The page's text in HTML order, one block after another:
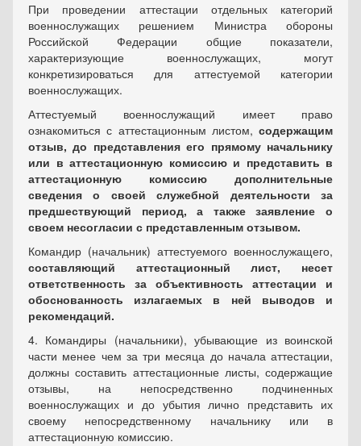
При проведении аттестации отдельных категорий
военнослужащих решением Министра обороны
Российской Федерации общие показатели,
характеризующие военнослужащих, могут
конкретизироваться для аттестуемой категории
военнослужащих.
Аттестуемый военнослужащий имеет право
ознакомиться с аттестационным листом, содержащим
отзыв, до представления его прямому начальнику
или в аттестационную комиссию и представить в
аттестационную комиссию дополнительные
сведения о своей служебной деятельности за
предшествующий период, а также заявление о
своем несогласии с представленным отзывом.
Командир (начальник) аттестуемого военнослужащего,
составляющий аттестационный лист, несет
ответственность за объективность аттестации и
обоснованность излагаемых в ней выводов и
рекомендаций.
4. Командиры (начальники), убывающие из воинской
части менее чем за три месяца до начала аттестации,
должны составить аттестационные листы, содержащие
отзывы, на непосредственно подчиненных
военнослужащих и до убытия лично представить их
своему непосредственному начальнику или в
аттестационную комиссию.